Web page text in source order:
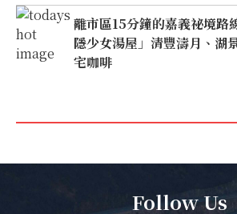
離市區15分鐘的嘉義祕境路
隱少女湯屋」清豐濤月、湖
宅咖啡
Follow Us